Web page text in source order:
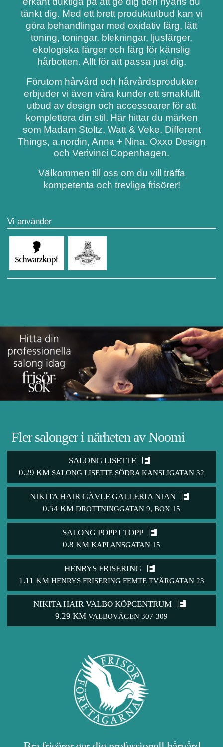
tänkt dig. Med ett brett produktutbud kan vi
göra behandlingar med oxidativ färg, lätt
toning, toningar, blekningar, ljusfärger,
ekologiska färger och färg för känslig
hårbotten. Allt för att passa just dig.
Förutom hårvård och hårvårdsprodukter
erbjuder vi även våra kunder ett smakfullt
utbud av design och accessoarer för att
komplettera din stil. Här hittar du märken
som Madam Stoltz, Watt & Veke, Different
Things, a.nordin, Anna + Nina, Oxxo Design
och Verivinci Copenhagen.
Välkommen till oss om du vill träffa
kompetenta och trevliga frisörer!
Vi använder
Fler salonger i närheten av Noomi
SALONG LISETTE
0.29 KM SALONG LISETTE SÖDRA KANSLIGATAN 32
NIKITA HAIR GÄVLE GALLERIA NIAN
0.54 KM DROTTNINGGATAN 9, BOX 15
SALONG POPP I TOPP
0.8 KM KAPLANSGATAN 15
HENRYS FRISERING
1.11 KM HENRYS FRISERING FEMTE TVÄRGATAN 23
NIKITA HAIR VALBO KÖPCENTRUM
9.29 KM VALBOVÄGEN 307-309